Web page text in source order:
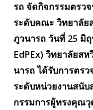
รถ จัดกิจกรรมตรว
ระดับคณะ วิทยาลัย
ภูวนารถ วันที่ 25 มิ
EdPEx) วิทยาลัยส
นารถ ได้รับการตร
ระดับหน่วยงานสนับ
กรรมการผู้ทรงคุณ